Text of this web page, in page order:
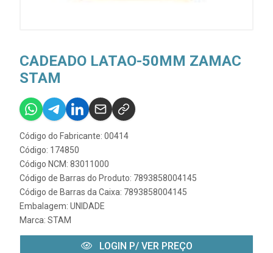
CADEADO LATAO-50MM ZAMAC
STAM
Código do Fabricante: 00414
Código: 174850
Código NCM: 83011000
Código de Barras do Produto: 7893858004145
Código de Barras da Caixa: 7893858004145
Embalagem: UNIDADE
Marca: STAM
LOGIN P/ VER PREÇO